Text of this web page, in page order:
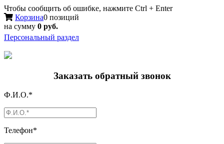
Чтобы сообщить об ошибке, нажмите Ctrl + Enter
Корзина0 позиций
на сумму 0 руб.
Персональный раздел
Заказать обратный звонок
Ф.И.О.*
Телефон*